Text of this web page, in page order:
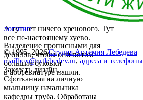
А тут нет ничего хренового. Тут
все по-настоящему хуево.
Выделение прописными для
дебилов, чтобы они потом
большие буковки
в аббревиатуре нашли.
Сфотканная на личную
мыльницу начальника
кафедры труба. Обработана
логотип
© 1995–2026 Студия Артемия Лебедева
mailbox@artlebedev.ru, адреса и телефоны
Заказать дизайн...